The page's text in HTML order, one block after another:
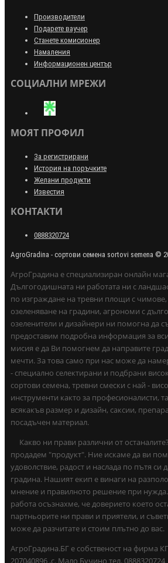
Производители
Подарете ваучер
Станете комисионер
Намаления
Информационен център
СОЦИАЛНИ МРЕЖИ
МОЯТ ПРОФИЛ
За регистрирани
История на поръчките
Желани продукти
Известия
КОНТАКТИ
0888320724
AgroGradina - сортови семена sortovi semena ©
АгроГрадина е специализиран онлайн
Дългогодишната ни работата ни с
по изграждане на тревни площи с чимове,
озеленяване на градини, агрономи с
озеленители и дизайнери ни помогна да
предоставим подробна информация за
мисия е да Ви помогнем да направите
мечти. За това само при нас може да
- специално селектирани и подбрани
сортови семена, тревни смески с най -
инструменти както за професионалисти,
всякакъв размер и дизайн, саксии,
посадъчен материал.
Какво ни прави различни от
продадем "продукт". Ние искаме да ви
удоволствие, радост и наслада по пътя си
градина. Нашият екип е винаги на
мнение и правилното решение при
работа осъзнахме, че доверието което
партньорите ни прави и приятели, и
може да разчитате и стоим плътно до вас.
АгроГрадина.БГ е собственост на фирма
207040896 ,с. Мало Бучино тел. 0888320724